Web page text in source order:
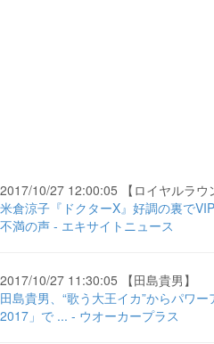
2017/10/27 12:00:05 【ロイヤルラウ
米倉涼子『ドクターX』好調の裏で
不満の声 - エキサイトニュース
2017/10/27 11:30:05 【田島貴男】
田島貴男、“歌う大王イカ”からパワ
2017」で ... - ウオーカープラス